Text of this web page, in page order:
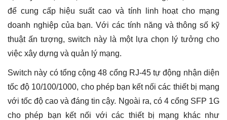
để cung cấp hiệu suất cao và tính linh hoạt cho mạng
doanh nghiệp của bạn. Với các tính năng và thông số kỹ
thuật ấn tượng, switch này là một lựa chọn lý tưởng cho
việc xây dựng và quản lý mạng.
Switch này có tổng cộng 48 cổng RJ-45 tự động nhận diện
tốc độ 10/100/1000, cho phép bạn kết nối các thiết bị mạng
với tốc độ cao và đáng tin cậy. Ngoài ra, có 4 cổng SFP 1G
cho phép bạn kết nối với các thiết bị mạng khác như